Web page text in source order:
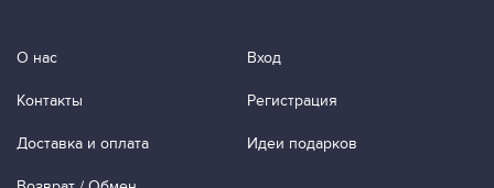
О нас
Контакты
Доставка и оплата
Вход
Регистрация
Идеи подарков